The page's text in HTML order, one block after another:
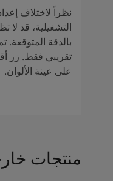
نظراً لاختلاف
التشغيلية، قد لا
بالدقة المتوقعة.
تقريبي فقط. زر
على عينة الألوان.
منتجات